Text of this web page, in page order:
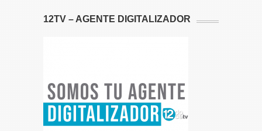
12TV – AGENTE DIGITALIZADOR